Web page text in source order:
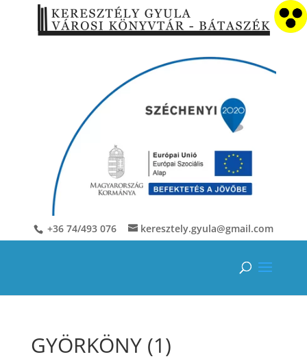
+36 74/493 076 keresztely.gyula@gmail.com
GYÖRKÖNY (1)